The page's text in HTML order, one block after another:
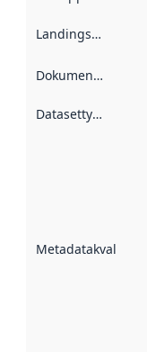
Landingsside
Dokumentasjon
Datasettype
Metadatakvalitet